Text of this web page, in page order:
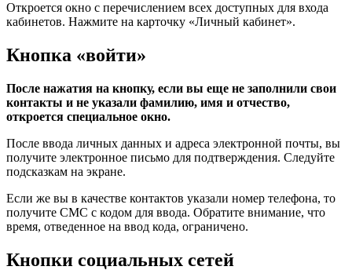
Откроется окно с перечислением всех доступных для входа
кабинетов. Нажмите на карточку «Личный кабинет».
Кнопка «войти»
После нажатия на кнопку, если вы еще не заполнили свои
контакты и не указали фамилию, имя и отчество,
откроется специальное окно.
После ввода личных данных и адреса электронной почты, вы
получите электронное письмо для подтверждения. Следуйте
подсказкам на экране.
Если же вы в качестве контактов указали номер телефона, то
получите СМС с кодом для ввода. Обратите внимание, что
время, отведенное на ввод кода, ограничено.
Кнопки социальных сетей